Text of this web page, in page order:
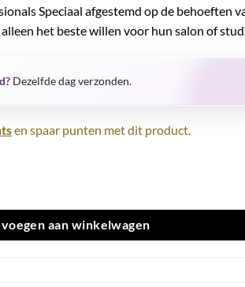
Speciaal afgestemd op de behoeften
het beste willen voor hun salon of
Dezelfde dag verzonden.
en spaar punten met dit product.
aan winkelwagen